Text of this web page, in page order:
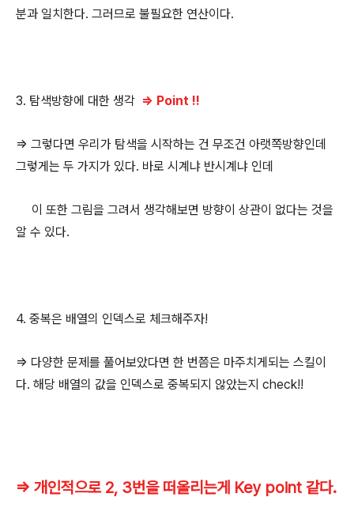
분과 일치한다. 그러므로 불필요한 연산이다.
3. 탐색방향에 대한 생각 => Point !!
=> 그렇다면 우리가 탐색을 시작하는 건 무조건 아랫쪽방향인데
그렇게는 두 가지가 있다. 바로 시계냐 반시계냐 인데
이 또한 그림을 그려서 생각해보면 방향이 상관이 없다는 것을
알 수 있다.
4. 중복은 배열의 인덱스로 체크해주자!
=> 다양한 문제를 풀어보았다면 한 번쯤은 마주치게되는 스킬이
다. 해당 배열의 값을 인덱스로 중복되지 않았는지 check!!
=> 개인적으로 2, 3번을 떠올리는게 Key point 같다.